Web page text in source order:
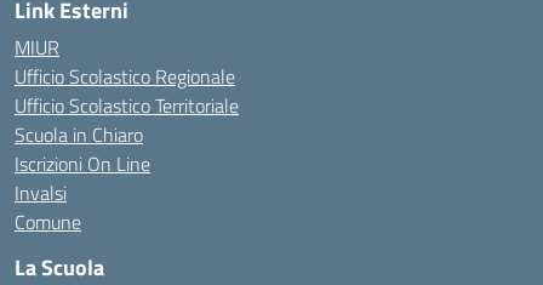
Link Esterni
MIUR
Ufficio Scolastico Regionale
Ufficio Scolastico Territoriale
Scuola in Chiaro
Iscrizioni On Line
Invalsi
Comune
La Scuola